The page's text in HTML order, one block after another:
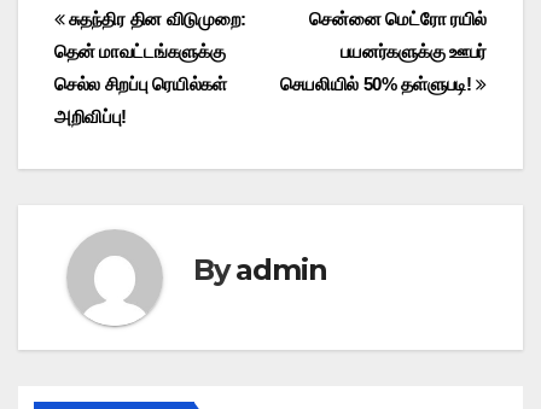
Post
navigation
சென்னை மெட்ரோ ரயில்
பயனர்களுக்கு ஊபர்
செயலியில் 50% தள்ளுபடி!
சுதந்திர தின விடுமுறை:
தென் மாவட்டங்களுக்கு
செல்ல சிறப்பு ரெயில்கள்
அறிவிப்பு!
Byadmin